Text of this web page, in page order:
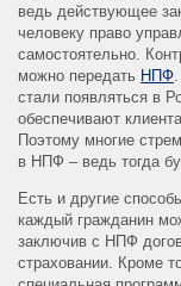
ведь действующее
человеку право
самостоятельно.
можно передать НПФ
стали появляться в
обеспечивают
Поэтому многие
в НПФ – ведь тогда
Есть и другие
каждый гражданин
заключив с НПФ
страховании. Кроме